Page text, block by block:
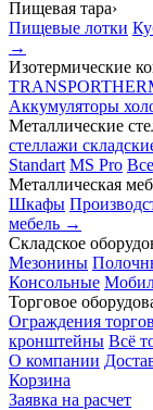
Пищевая тара›
Пищевые лотки
→
Изотермические
Аккумуляторы
Металлические
стеллажи
Standart MS Pro
Металлическая
Шкафы
мебель →
Складское
Мезонины
Консольные
Торговое
Ограждения
кронштейны Всё
О компании
Корзина
Заявка на расчет